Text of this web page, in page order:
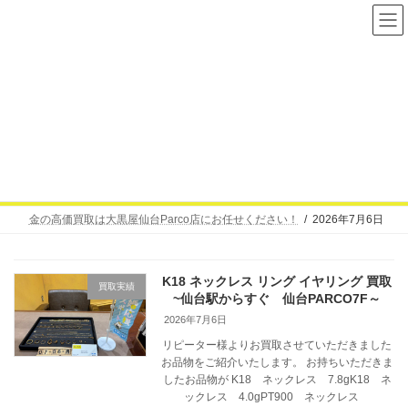
プ
動
金の高価買取は大黒屋仙台Parco店にお任せください！ 2026年7月6日
買取実績
K18 ネックレス リング イヤリング 買取
~仙台駅からすぐ 仙台PARCO7F～
2026年7月6日
リピーター様よりお買取させていただきました
お品物をご紹介いたします。 お持ちいただきま
したお品物が K18 ネックレス 7.8gK18 ネ
ックレス 4.0gPT900 ネックレス